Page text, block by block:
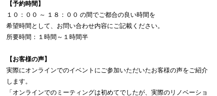
【予約時間】
１０：００ ～ １８：００ の間でご都合の良い時間を
希望時間として、お問い合わせ内容にご記載ください。
所要時間：１時間～１時間半
【お客様の声】
実際にオンラインでのイベントにご参加いただいたお客様の声をご紹介
します。
「オンラインでのミーティングは初めてでしたが、実際のリノベーショ